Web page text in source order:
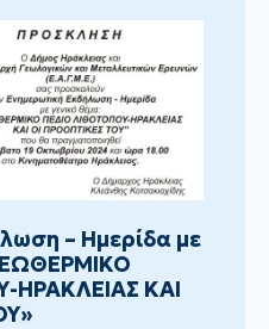
– Ημερίδα με
ΗΡΑΚΛΕΙΑΣ ΚΑΙ